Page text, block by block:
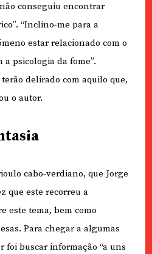
conseguiu encontrar
“Inclino-me para a
estar relacionado com o
psicologia da fome”.
terão delirado com aquilo que,
o autor.
cabo-verdiano, que Jorge
que este recorreu a
este tema, bem como
Para chegar a algumas
foi buscar informação “a uns